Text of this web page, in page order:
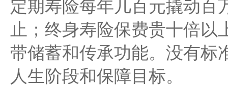
定期寿险每年几百元撬动百
止；终身寿险保费贵十倍以
带储蓄和传承功能。没有标
人生阶段和保障目标。